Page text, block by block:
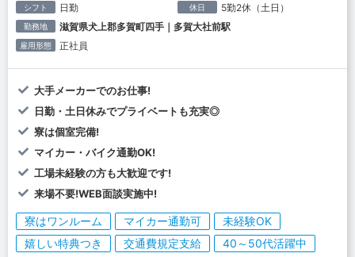
シフト 日勤 休日 5勤2休（土日）
勤務地 滋賀県犬上郡多賀町四手｜多賀大社前駅
雇用形態 正社員
大手メーカーでのお仕事!
日勤・土日休みでプライベートも充実◎
寮は個室完備!
マイカー・バイク通勤OK!
工場未経験の方も大歓迎です!
来場不要!WEB面談実施中!
寮はワンルーム マイカー通勤可
未経験OK
嬉しい特典つき
交通費規定支給
40～50代活躍中